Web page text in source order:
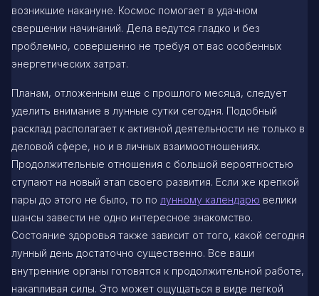
возникшие накануне. Космос помогает в удачном
свершении начинаний. Дела ведутся гладко и без
проблемно, совершенно не требуя от вас особенных
энергетических затрат.
Планам, отложенным еще с прошлого месяца, следует
уделить внимание в лунные сутки сегодня. Подобный
расклад располагает к активной деятельности не только в
деловой сфере, но и в личных взаимоотношениях.
Продолжительные отношения с большой вероятностью
ступают на новый этап своего развития. Если же крепкой
пары до этого не было, то по лунному календарю велики
шансы завести не одно интересное знакомство.
Состояние здоровья также зависит от того, какой сегодня
лунный день достаточно существенно. Все ваши
внутренние органы готовятся к продолжительной работе,
накапливая силы. Это может ощущаться в виде легкой